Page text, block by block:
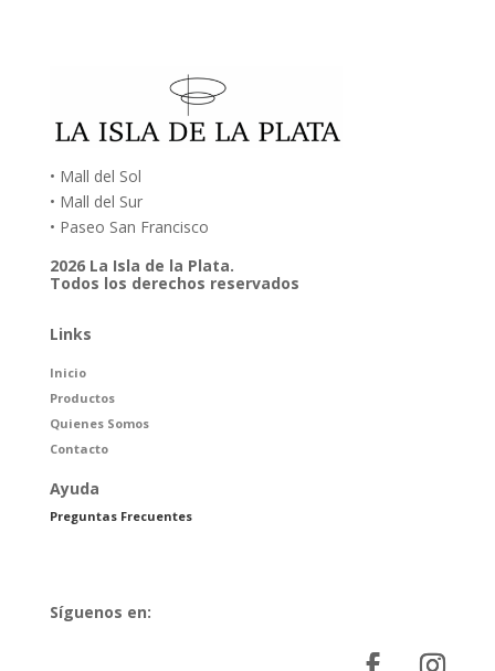
• Mall del Sol
• Mall del Sur
• Paseo San Francisco
2026 La Isla de la Plata.
Todos los derechos reservados
Links
Inicio
Productos
Quienes Somos
Contacto
Ayuda
Preguntas Frecuentes
Síguenos en: